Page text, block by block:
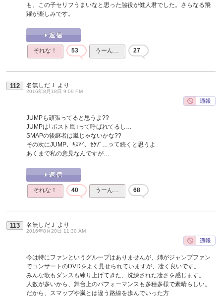
も、この子セリフうまいなと思った脇役が健人君でした。さらなる飛
躍が楽しみです。
それな！ 53 うーん… 27
112 名無しだＪ より
2016年8月18日 9:09 PM
JUMPも頑張ってると思うよ??
JUMPは｢ポスト嵐｣って呼ばれてるし…
SMAPの後継者は嵐じゃないかな??
その次にJUMP、ｷｽﾏｲ、ｾｸｿﾞ…って続くと思うよ
あくまで私の意見なんですが…
それな！ 40 うーん… 68
113 名無しだＪ より
2016年8月20日 11:30 AM
今は特にファンというグループはありませんが、姉がジャンプファン
でコンサートのDVDをよく見せられていますが、凄く良いです。
みんな歌もダンスも練り上げてきた、洗練された凄さを感じます。
人数が多いから、舞台上のパフォーマンスも多種多様で素晴らしい。
だから、スマップや嵐とは違う路線を歩んでいった方